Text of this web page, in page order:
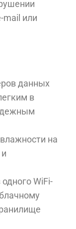
mail или
данных
в
на
WiFi-